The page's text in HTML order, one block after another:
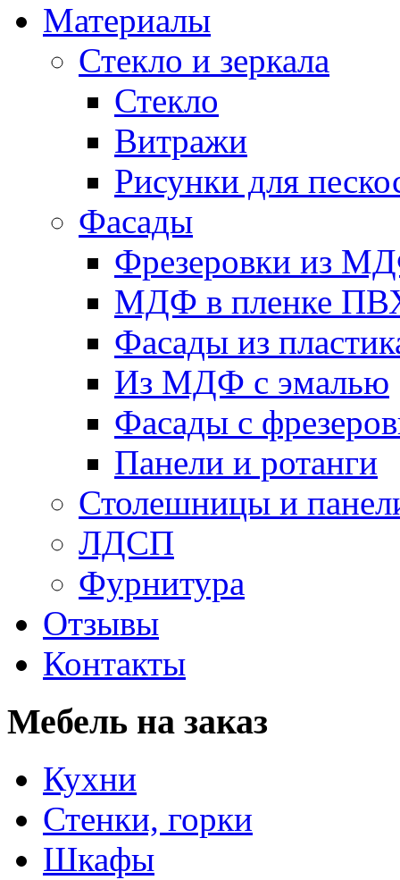
Материалы
Стекло и зеркала
Стекло
Витражи
Рисунки для
Фасады
Фрезеровки из
МДФ в пленке
Фасады из
Из МДФ с эмалью
Фасады с
Панели и ротанги
Столешницы и
ЛДСП
Фурнитура
Отзывы
Контакты
Мебель на заказ
Кухни
Стенки, горки
Шкафы